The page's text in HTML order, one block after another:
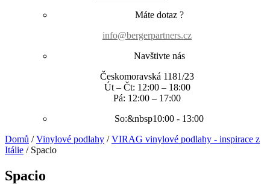
Máte dotaz ?
info@bergerpartners.cz
Navštivte nás
Českomoravská 1181/23
Út – Čt: 12:00 – 18:00
Pá: 12:00 – 17:00
So:&nbsp10:00 - 13:00
Domů /Vinylové podlahy /VIRAG vinylové podlahy - inspirace z
Itálie / Spacio
Spacio